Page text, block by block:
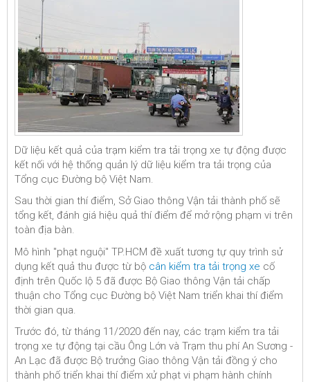
Dữ liệu kết quả của trạm kiểm tra tải trọng xe tự động được
kết nối với hệ thống quản lý dữ liệu kiểm tra tải trọng của
Tổng cục Đường bộ Việt Nam.
Sau thời gian thí điểm, Sở Giao thông Vận tải thành phố sẽ
tổng kết, đánh giá hiệu quả thí điểm để mở rộng phạm vi trên
toàn địa bàn.
Mô hình "phạt nguội" TP.HCM đề xuất tương tự quy trình sử
dụng kết quả thu được từ bộ cân kiểm tra tải trọng xe cố
định trên Quốc lộ 5 đã được Bộ Giao thông Vận tải chấp
thuận cho Tổng cục Đường bộ Việt Nam triển khai thí điểm
thời gian qua.
Trước đó, từ tháng 11/2020 đến nay, các trạm kiểm tra tải
trọng xe tự động tại cầu Ông Lớn và Trạm thu phí An Sương -
An Lạc đã được Bộ trưởng Giao thông Vận tải đồng ý cho
thành phố triển khai thí điểm xử phạt vi phạm hành chính